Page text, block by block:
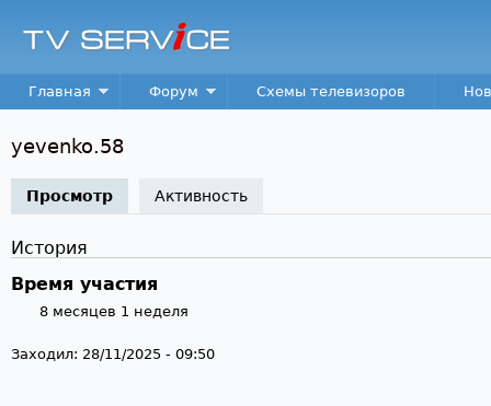
TV
Service
Main menu
Главная Форум Схемы телевизоров
yevenko.58
Просмотр (активная вкладка)
Активность
История
Время участия
8 месяцев 1 неделя
Заходил: 28/11/2025 - 09:50